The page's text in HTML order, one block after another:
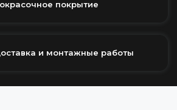
покрытие
и монтажные работы